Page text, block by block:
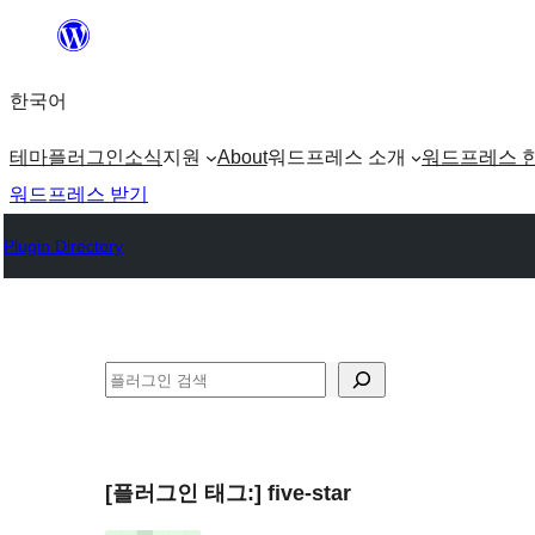
츠
로
가
한국어
테마플러그인소식지원 About워드프레스 소개 워드프레스
워드프레스 받기
Plugin Directory
검
[플러그인 태그:] five-star